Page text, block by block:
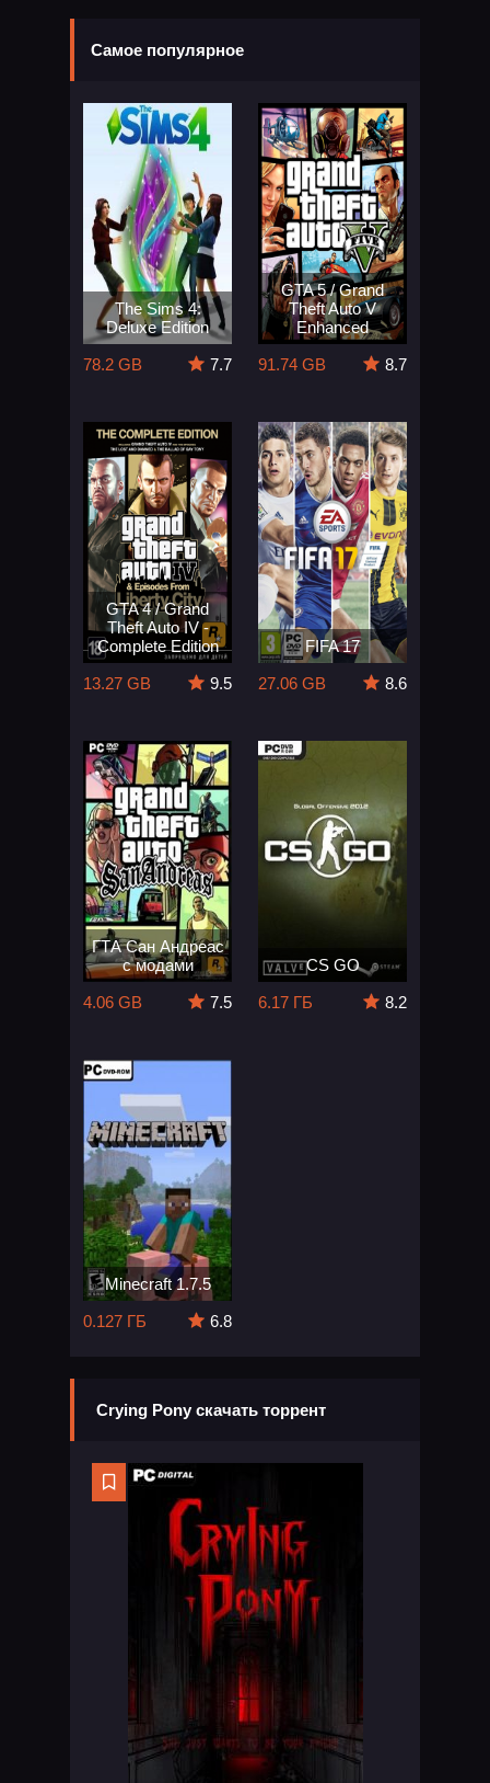
Самое популярное
The Sims 4:
Deluxe Edition
78.2 GB
7.7
GTA 5 / Grand
Theft Auto V
Enhanced
91.74 GB
8.7
GTA 4 / Grand
Theft Auto IV -
Complete Edition
13.27 GB
9.5
FIFA 17
27.06 GB
8.6
ГТА Сан Андреас
с модами
4.06 GB
7.5
CS GO
6.17 ГБ
8.2
Minecraft 1.7.5
0.127 ГБ
6.8
Crying Pony скачать торрент